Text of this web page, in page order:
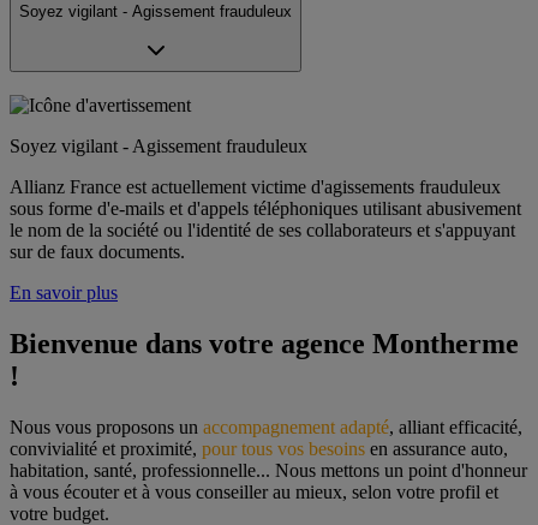
Soyez vigilant - Agissement frauduleux
Soyez vigilant - Agissement frauduleux
Allianz France est actuellement victime d'agissements frauduleux
sous forme d'e-mails et d'appels téléphoniques utilisant abusivement
le nom de la société ou l'identité de ses collaborateurs et s'appuyant
sur de faux documents.
En savoir plus
Bienvenue dans votre agence Montherme
!
Nous vous proposons un accompagnement adapté, alliant efficacité,
convivialité et proximité, pour tous vos besoins en assurance auto,
habitation, santé, professionnelle... Nous mettons un point d'honneur
à vous écouter et à vous conseiller au mieux, selon votre profil et
votre budget.